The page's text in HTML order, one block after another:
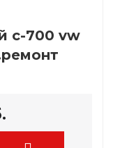
c-700 vw